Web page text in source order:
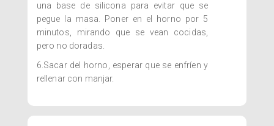
una base de silicona para evitar que se
pegue la masa. Poner en el horno por 5
minutos, mirando que se vean cocidas,
pero no doradas.
6.Sacar del horno, esperar que se enfríen y
rellenar con manjar.